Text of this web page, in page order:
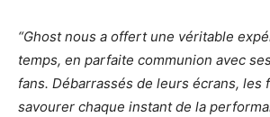
“Ghost nous a offert une véritable
temps, en parfaite communion avec ses
fans. Débarrassés de leurs écrans, les
savourer chaque instant de la